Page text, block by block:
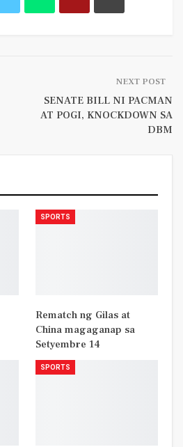
NEXT POST
SENATE BILL NI PACMAN
AT POGI, KNOCKDOWN SA
DBM
SPORTS
Rematch ng Gilas at
China magaganap sa
Setyembre 14
SPORTS